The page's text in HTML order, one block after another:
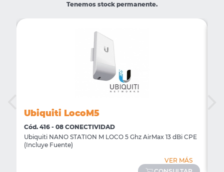
Tenemos stock permanente.
Ubiquiti LocoM5
Cód. 416 - 08 CONECTIVIDAD
Ubiquiti NANO STATION M LOCO 5 Ghz AirMax 13 dBi CPE
(Incluye Fuente)
VER MÁS